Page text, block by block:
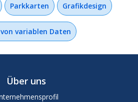
Parkkarten Grafikdesign
variablen Daten
Über uns